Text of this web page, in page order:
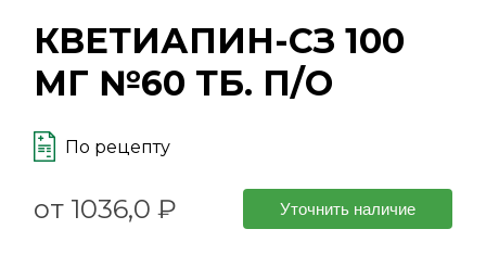
КВЕТИАПИН-СЗ 100
МГ №60 ТБ. П/О
По рецепту
от 1036,0 ₽ Уточнить наличие